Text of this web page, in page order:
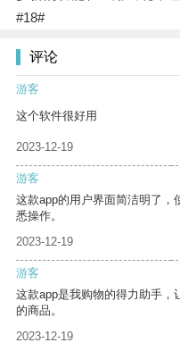
#18#
评论
游客
这个软件很好用
2023-12-19
游客
这款app的用户界面简洁明了，
悉操作。
2023-12-19
游客
这款app是我购物的得力助手，
的商品。
2023-12-19